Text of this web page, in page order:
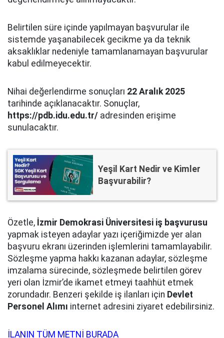
Belirtilen süre içinde yapılmayan başvurular ile
sistemde yaşanabilecek gecikme ya da teknik
aksaklıklar nedeniyle tamamlanamayan başvurular
kabul edilmeyecektir.
Nihai değerlendirme sonuçları 22 Aralık 2025
tarihinde açıklanacaktır. Sonuçlar,
https://pdb.idu.edu.tr/ adresinden erişime
sunulacaktır.
Yeşil Kart Nedir ve Kimler
Başvurabilir?
Özetle, İzmir Demokrasi Üniversitesi iş başvurusu
yapmak isteyen adaylar yazı içeriğimizde yer alan
başvuru ekranı üzerinden işlemlerini tamamlayabilir.
Sözleşme yapma hakkı kazanan adaylar, sözleşme
imzalama sürecinde, sözleşmede belirtilen görev
yeri olan İzmir’de ikamet etmeyi taahhüt etmek
zorundadır. Benzeri şekilde iş ilanları için Devlet
Personel Alımı internet adresini ziyaret edebilirsiniz.
İLANIN TÜM METNİ BURADA